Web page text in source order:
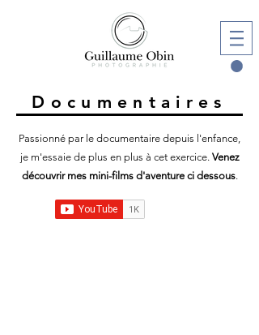
Documentaires
Passionné par le documentaire depuis l'enfance,
je m'essaie de plus en plus à cet exercice. Venez
découvrir mes mini-films d'aventure ci dessous.